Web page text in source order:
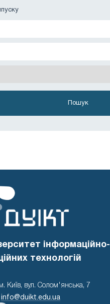
інформаційно-
технологій
Київ, вул. Солом'янська, 7
info@duikt.edu.ua